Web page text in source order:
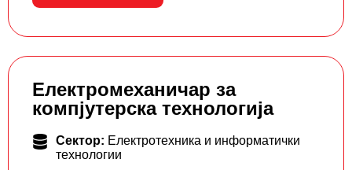
Електромеханичар за
компјутерска технологија
Сектор: Електротехника и информатички
технологии